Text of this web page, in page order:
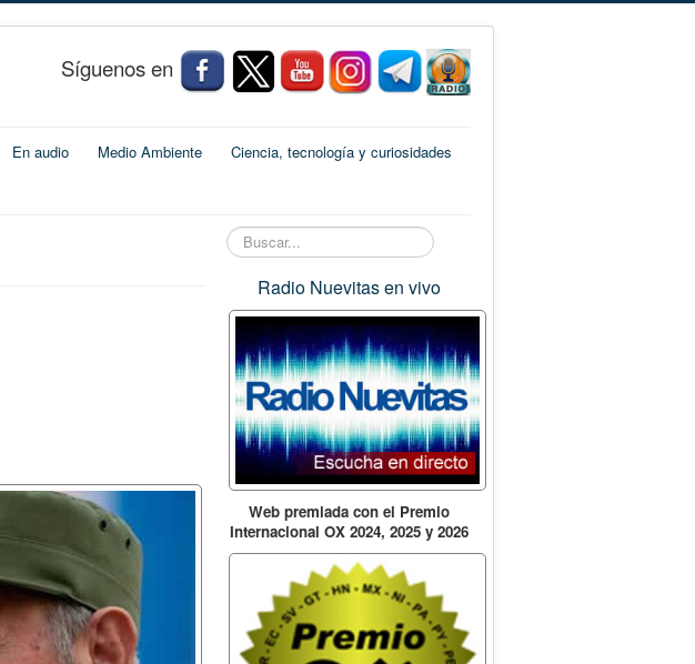
Síguenos en
En audio Medio Ambiente
Ciencia, tecnología y curiosidades
Buscar...
Radio Nuevitas en vivo
Web premiada con el Premio
Internacional OX 2024, 2025 y 2026